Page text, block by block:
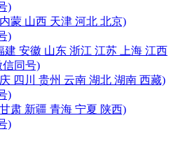
)
蒙 山西 天津 河北 北京)
)
建 安徽 山东 浙江 江苏 上海 江西
信同号)
四川 贵州 云南 湖北 湖南 西藏)
)
肃 新疆 青海 宁夏 陕西)
)